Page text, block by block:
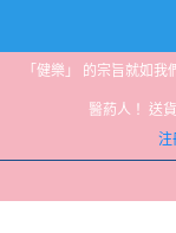
「健樂」 的宗旨就如
醫葯人！ 送
注